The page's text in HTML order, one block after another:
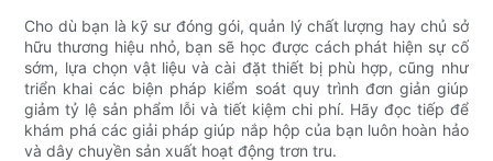
Cho dù bạn là kỹ sư đóng gói, quản lý chất lượng hay chủ sở
hữu thương hiệu nhỏ, bạn sẽ học được cách phát hiện sự cố
sớm, lựa chọn vật liệu và cài đặt thiết bị phù hợp, cũng như
triển khai các biện pháp kiểm soát quy trình đơn giản giúp
giảm tỷ lệ sản phẩm lỗi và tiết kiệm chi phí. Hãy đọc tiếp để
khám phá các giải pháp giúp nắp hộp của bạn luôn hoàn hảo
và dây chuyền sản xuất hoạt động trơn tru.